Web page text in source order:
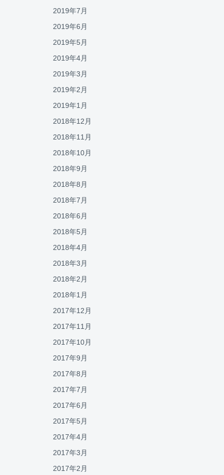
2019年7月
2019年6月
2019年5月
2019年4月
2019年3月
2019年2月
2019年1月
2018年12月
2018年11月
2018年10月
2018年9月
2018年8月
2018年7月
2018年6月
2018年5月
2018年4月
2018年3月
2018年2月
2018年1月
2017年12月
2017年11月
2017年10月
2017年9月
2017年8月
2017年7月
2017年6月
2017年5月
2017年4月
2017年3月
2017年2月